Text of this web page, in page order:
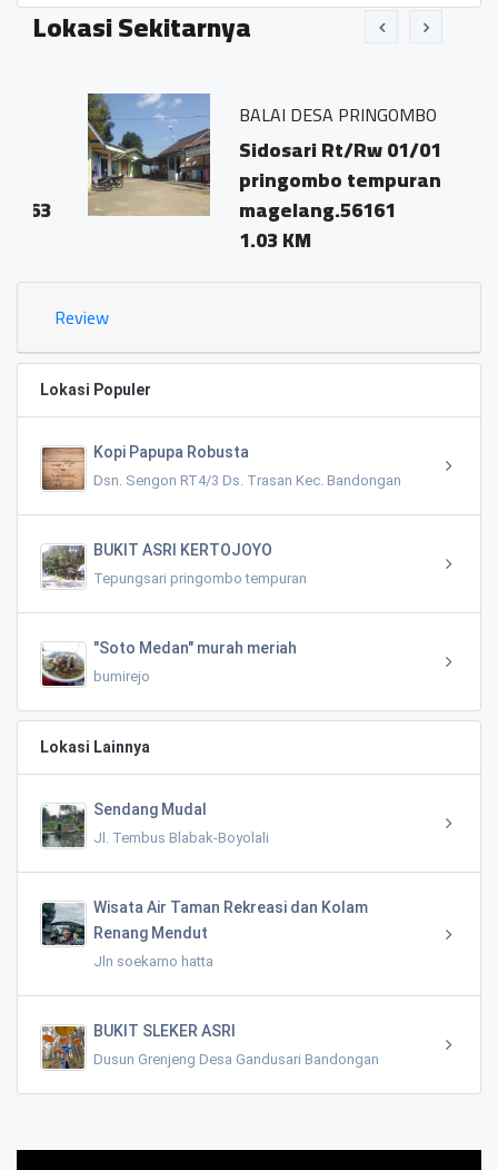
Lokasi Sekitarnya
BALAI DESA PRINGOMBO
Sidosari Rt/Rw 01/01
pringombo tempuran
magelang.56161
1.03 KM
Review
Lokasi Populer
Kopi Papupa Robusta
Dsn. Sengon RT4/3 Ds. Trasan Kec. Bandongan
BUKIT ASRI KERTOJOYO
Tepungsari pringombo tempuran
"Soto Medan" murah meriah
bumirejo
Lokasi Lainnya
Sendang Mudal
Jl. Tembus Blabak-Boyolali
Wisata Air Taman Rekreasi dan Kolam
Renang Mendut
Jln soekarno hatta
BUKIT SLEKER ASRI
Dusun Grenjeng Desa Gandusari Bandongan